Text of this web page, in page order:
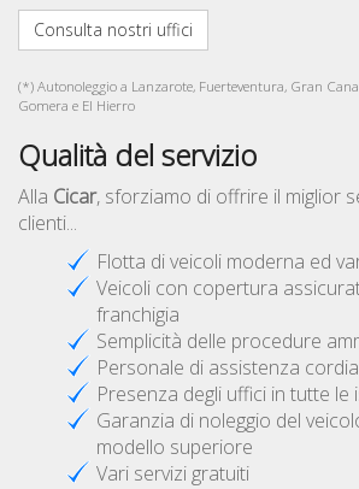
Consulta nostri uffici
(*) Autonoleggio a Lanzarote, Fuerteventura, Gran
Gomera e El Hierro
Qualità del servizio
Alla Cicar, sforziamo di offrire il miglior
clienti...
Flotta di veicoli moderna ed
Veicoli con copertura
franchigia
Semplicità delle procedure
Personale di assistenza
Presenza degli uffici in tutte le
Garanzia di noleggio del
modello superiore
Vari servizi gratuiti